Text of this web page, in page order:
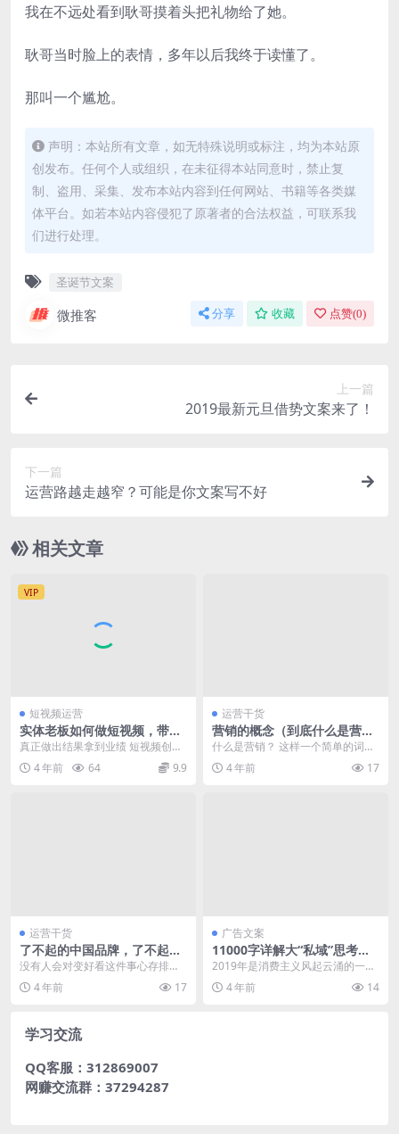
我在不远处看到耿哥摸着头把礼物给了她。
耿哥当时脸上的表情，多年以后我终于读懂了。
那叫一个尴尬。
声明：本站所有文章，如无特殊说明或标注，均为本站原
创发布。任何个人或组织，在未征得本站同意时，禁止复
制、盗用、采集、发布本站内容到任何网站、书籍等各类媒
体平台。如若本站内容侵犯了原著者的合法权益，可联系我
们进行处理。
圣诞节文案
微推客 分享 收藏 点赞(0)
上一篇
2019最新元旦借势文案来了！
下一篇
运营路越走越窄？可能是你文案写不好
相关文章
VIP
短视频运营
实体老板如何做短视频，带你
玩转短视频操作流程，流量
+业绩信增!
真正做出结果拿到业绩 短视频创业
起号实操班 课程针对实体老板、实
体工厂老板、个人...
4 年前 64 9.9
运营干货
营销的概念（到底什么是营
销？）
什么是营销？ 这样一个简单的词，
可能所有人都认识，但是所有人又
都说不清楚。 有的...
4 年前 17
运营干货
了不起的中国品牌，了不起的
中国成分“喜默因”
没有人会对变好看这件事心存排
斥。即使在宏观环境短期下滑的背
景中，美妆市场的表现依...
4 年前 17
广告文案
11000字详解大“私域”思考，
涉及微信、抖音以及认知层
2019年是消费主义风起云涌的一
年，是直播流量、下沉市场爆发形
成星火燎原之势的一...
4 年前 14
学习交流
QQ客服：312869007
网赚交流群：37294287